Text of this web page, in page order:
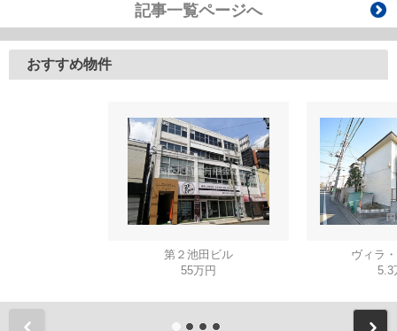
記事一覧ページへ
おすすめ物件
第２池田ビル
55万円
ヴィラ
5.3